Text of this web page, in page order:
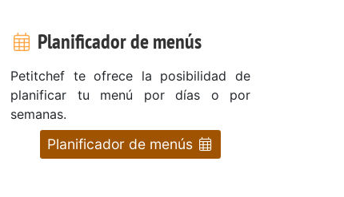
Planificador de menús
Petitchef te ofrece la posibilidad de
planificar tu menú por días o por
semanas.
Planificador de menús